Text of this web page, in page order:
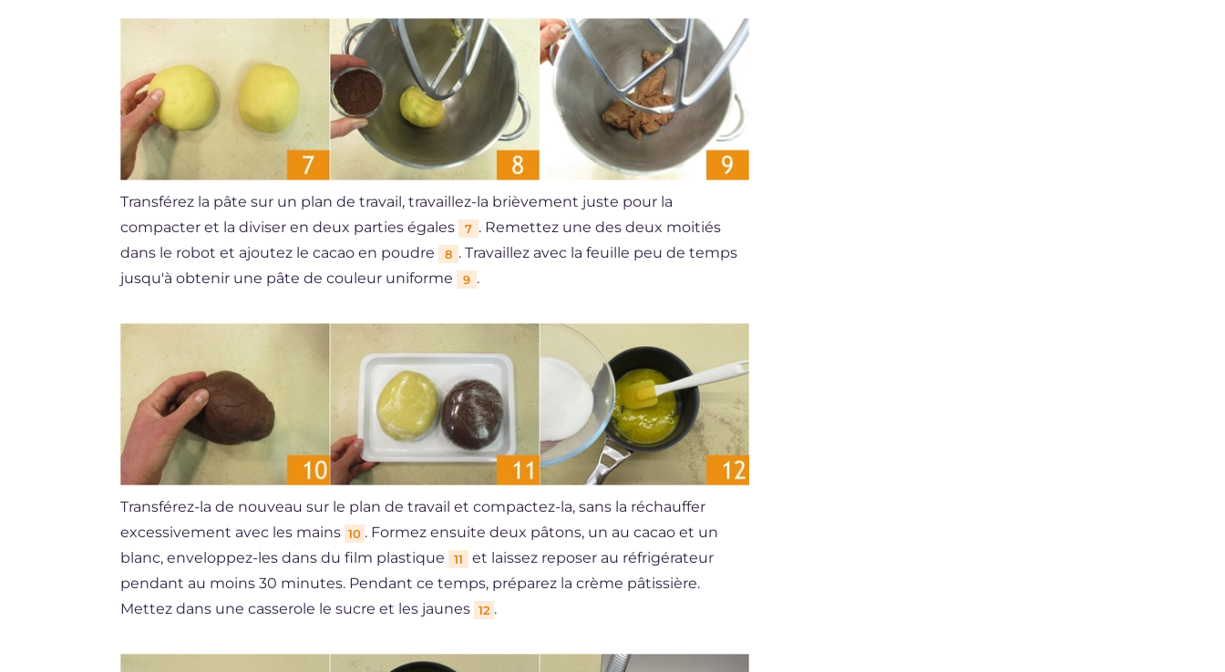
Transférez la pâte sur un plan de travail, travaillez-la brièvement juste pour la
compacter et la diviser en deux parties égales
7 . Remettez une des deux moitiés
dans le robot et ajoutez le cacao en poudre
8 . Travaillez avec la feuille peu de temps
jusqu'à obtenir une pâte de couleur uniforme
9 .
Transférez-la de nouveau sur le plan de travail et compactez-la, sans la réchauffer
excessivement avec les mains 10 . Formez ensuite deux pâtons, un au cacao et un
blanc, enveloppez-les dans du film plastique
11
et laissez reposer au réfrigérateur
pendant au moins 30 minutes. Pendant ce temps, préparez la crème pâtissière.
Mettez dans une casserole le sucre et les jaunes 12 .